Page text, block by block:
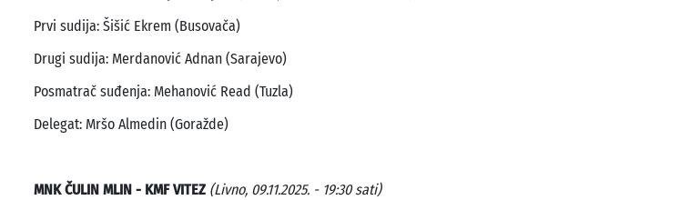
Prvi sudija: Šišić Ekrem (Busovača)
Drugi sudija: Merdanović Adnan (Sarajevo)
Posmatrač suđenja: Mehanović Read (Tuzla)
Delegat: Mršo Almedin (Goražde)
MNK ČULIN MLIN - KMF VITEZ (Livno, 09.11.2025. - 19:30 sati)